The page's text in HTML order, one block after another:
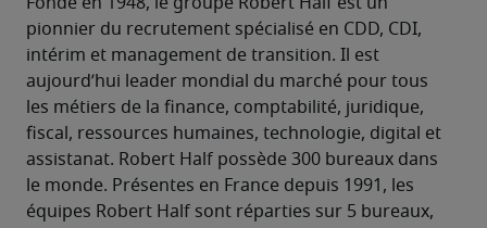
Fondé en 1948, le groupe Robert Half est un
pionnier du recrutement spécialisé en CDD, CDI,
intérim et management de transition. Il est
aujourd’hui leader mondial du marché pour tous
les métiers de la finance, comptabilité, juridique,
fiscal, ressources humaines, technologie, digital et
assistanat. Robert Half possède 300 bureaux dans
le monde. Présentes en France depuis 1991, les
équipes Robert Half sont réparties sur 5 bureaux,